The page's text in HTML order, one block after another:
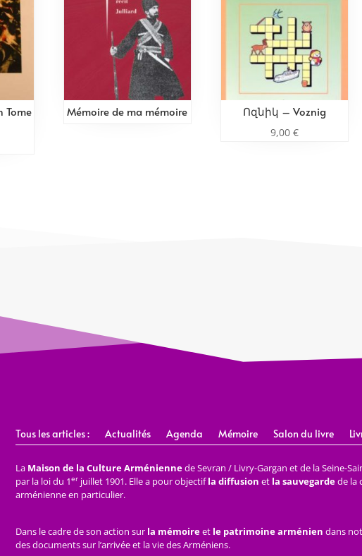
Tome
Mémoire de ma mémoire Ոզնիկ – Voznig
9,00 €
Tous les articles : Actualités Agenda Mémoire Salon du livre
La Maison de la Culture Arméniennede Sevran / Livry-Gargan et de la Seine-
par la loi du 1erjuillet 1901. Elle a pour objectifla diffusion et la sauvegardede la
arménienne en particulier.
Dans le cadre de son action sur la mémoireet le patrimoine arménien dans
des documents sur l’arrivée et la vie des Arméniens.